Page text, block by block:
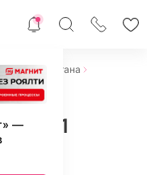
—
Астана
11